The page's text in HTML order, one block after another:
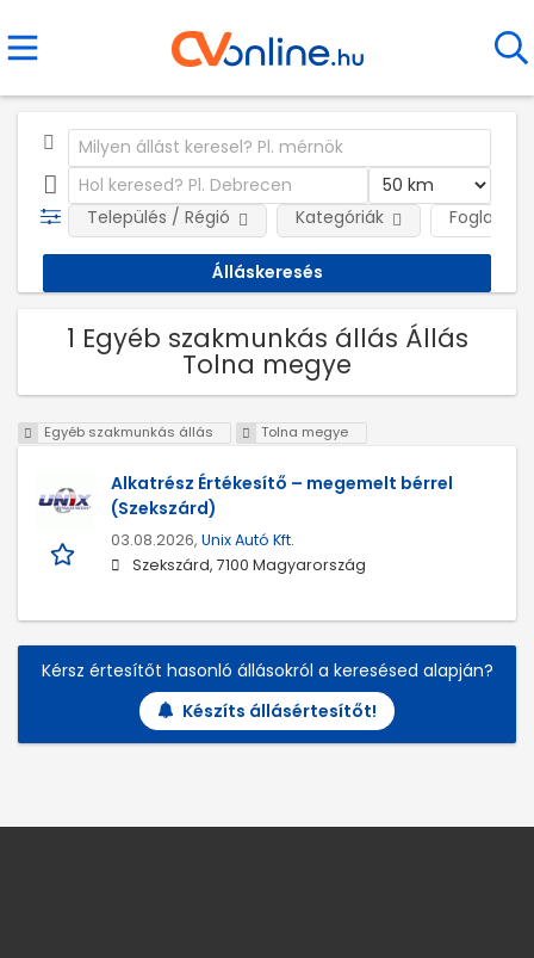
Település / Régió Kategóriák
1 Egyéb szakmunkás állás Állás
Tolna megye
Egyéb szakmunkás állás Tolna megye
Alkatrész Értékesítő – megemelt bérrel
(Szekszárd)
03.08.2026, Unix Autó Kft.
Szekszárd, 7100 Magyarország
Kérsz értesítőt hasonló állásokról a keresésed alapján?
Készíts állásértesítőt!